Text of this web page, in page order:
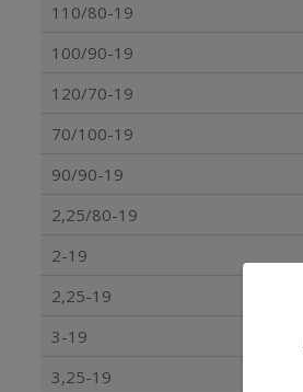
110/80-19
100/90-19
120/70-19
70/100-19
90/90-19
2,25/80-19
2-19
2,25-19
3-19
3,25-19